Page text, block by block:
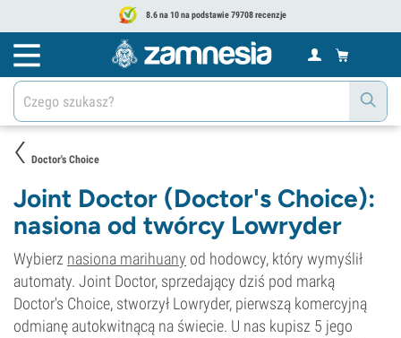
8.6 na 10 na podstawie 79708 recenzje
Doctor's Choice
Joint Doctor (Doctor's Choice):
nasiona od twórcy Lowryder
Wybierz nasiona marihuany od hodowcy, który wymyślił
automaty. Joint Doctor, sprzedający dziś pod marką
Doctor's Choice, stworzył Lowryder, pierwszą komercyjną
odmianę autokwitnącą na świecie. U nas kupisz 5 jego